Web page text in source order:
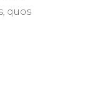
quos